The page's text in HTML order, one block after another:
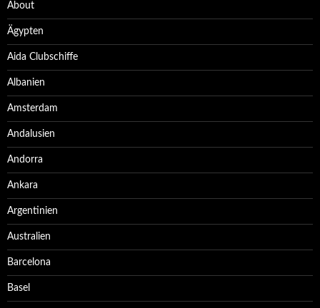
About
Ägypten
Aida Clubschiffe
Albanien
Amsterdam
Andalusien
Andorra
Ankara
Argentinien
Australien
Barcelona
Basel